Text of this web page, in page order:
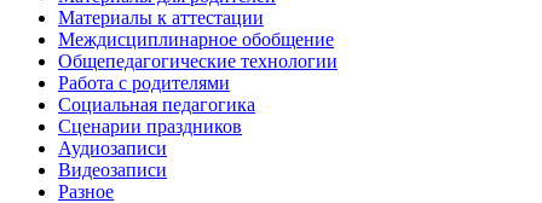
Материалы к аттестации
Междисциплинарное обобщение
Общепедагогические технологии
Работа с родителями
Социальная педагогика
Сценарии праздников
Аудиозаписи
Видеозаписи
Разное